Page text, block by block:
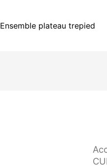
Ensemble plateau trepied
de